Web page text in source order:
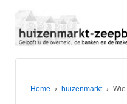
Home › huizenmarkt ›